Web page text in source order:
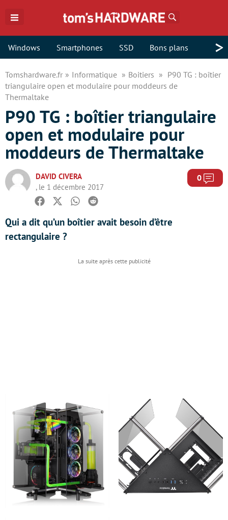
Windows Smartphones SSD Bons plans >
Tomshardware.fr Informatique Boitiers
P90 TG : boîtier
triangulaire open et modulaire pour moddeurs de
Thermaltake
P90 TG : boîtier triangulaire
open et modulaire pour
moddeurs de Thermaltake
DAVID CIVERA
, le 1 décembre 2017
0
Facebook
TwitterWhatsapp
Reddit
Qui a dit qu’un boîtier avait besoin d’être
rectangulaire ?